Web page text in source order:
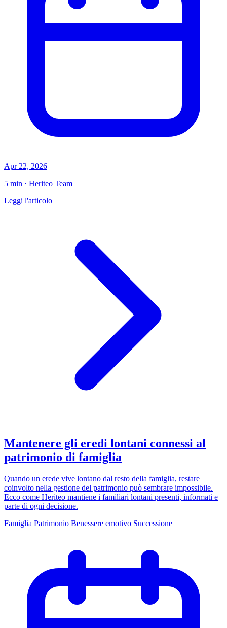
Apr 22, 2026
5 min · Heriteo Team
Leggi l'articolo
Mantenere gli eredi lontani connessi al
patrimonio di famiglia
Quando un erede vive lontano dal resto della famiglia, restare
coinvolto nella gestione del patrimonio può sembrare impossibile.
Ecco come Heriteo mantiene i familiari lontani presenti, informati e
parte di ogni decisione.
Famiglia Patrimonio Benessere emotivo Successione